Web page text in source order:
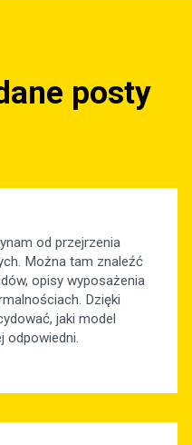
posty
od przejrzenia
Można tam znaleźć
opisy wyposażenia
Dzięki
jaki model
odpowiedni.